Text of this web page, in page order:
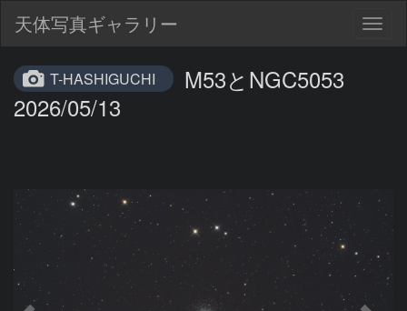
天体写真ギャラリー
T-HASHIGUCHI
M53とNGC5053
2026/05/13